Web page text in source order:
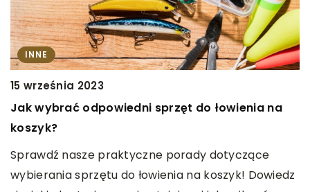
INNE
15 września 2023
Jak wybrać odpowiedni sprzęt do łowienia na
koszyk?
Sprawdź nasze praktyczne porady dotyczące
wybierania sprzętu do łowienia na koszyk! Dowiedz